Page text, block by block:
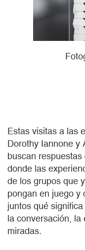
Estas visitas a las
Dorothy Iannone y
buscan
donde las
de los grupos que
pongan en juego y
juntos qué
la conversación, la
miradas.